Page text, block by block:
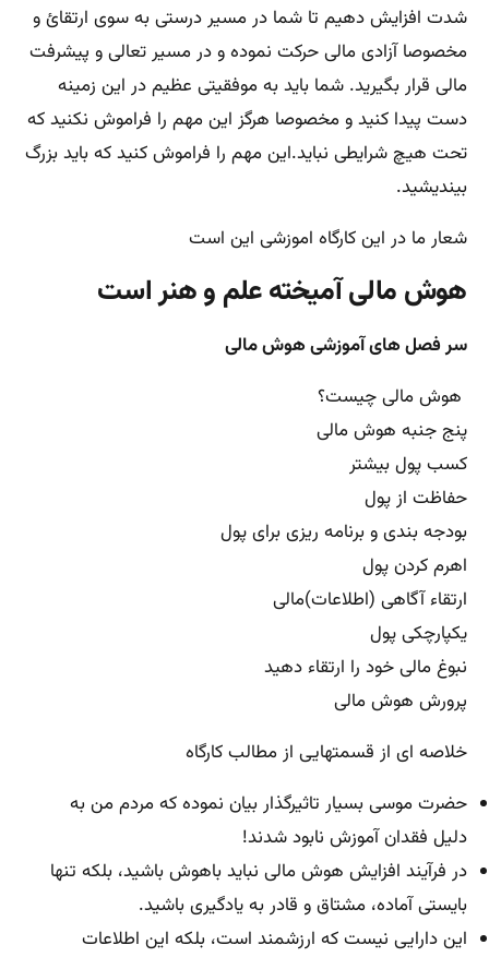
شدت افزایش دهیم تا شما در مسیر درستی به سوی ارتقائ و
مخصوصا آزادی مالی حرکت نموده و در مسیر تعالی و پیشرفت
مالی قرار بگیرید. شما باید به موفقیتی عظیم در این زمینه
دست پیدا کنید و مخصوصا هرگز این مهم را فراموش نکنید که
تحت هیچ شرایطی نباید.این مهم را فراموش کنید که باید بزرگ
بیندیشید.
شعار ما در این کارگاه اموزشی این است
هوش مالی آمیخته علم و هنر است
سر فصل های آموزشی هوش مالی
هوش مالی چیست؟
پنج جنبه هوش مالی
کسب پول بیشتر
حفاظت از پول
بودجه بندی و برنامه ریزی برای پول
اهرم کردن پول
ارتقاء آگاهی (اطلاعات)مالی
یکپارچکی پول
نبوغ مالی خود را ارتقاء دهید
پرورش هوش مالی
خلاصه ای از قسمتهایی از مطالب کارگاه
حضرت موسی بسیار تاثیرگذار بیان نموده که مردم من به
دلیل فقدان آموزش نابود شدند!
در فرآیند افزایش هوش مالی نباید باهوش باشید، بلکه تنها
بایستی آماده، مشتاق و قادر به یادگیری باشید.
این دارایی نیست که ارزشمند است، بلکه این اطلاعات